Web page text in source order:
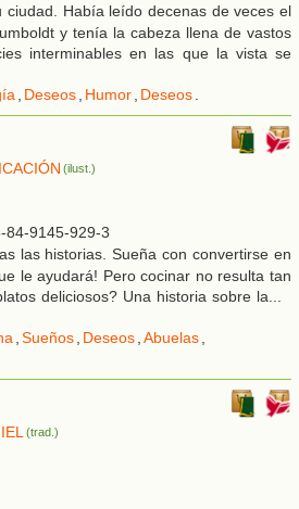
Había leído decenas de veces el
y tenía la cabeza llena de vastos
interminables en las que la vista se
, Deseos, Humor, Deseos.
(ilust.)
84-9145-929-3
las historias. Sueña con convertirse en
le ayudará! Pero cocinar no resulta tan
deliciosos? Una historia sobre la...
,Sueños, Deseos,Abuelas,
(trad.)